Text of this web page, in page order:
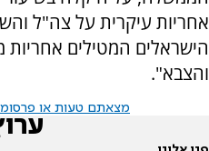
אחריות עיקרית על צה"ל
הישראלים המטילים
והצבא".
מצאתם טעות או